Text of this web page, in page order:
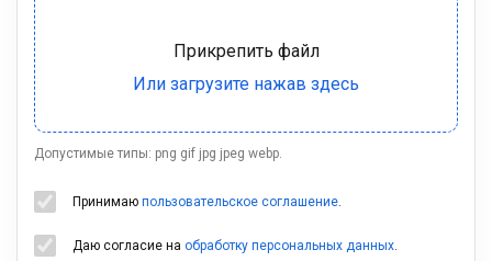
Допустимые типы: png gif jpg jpeg webp.
Принимаю пользовательское соглашение.
Даю согласие на обработку персональных данных.